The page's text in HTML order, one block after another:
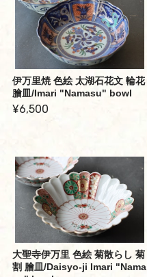
伊万里焼 色絵 太湖石花文 輪花
膾皿/Imari "Namasu" bowl
¥6,500
大聖寺伊万里 色絵 菊散らし 菊
割 膾皿/Daisyo-ji Imari "Nama